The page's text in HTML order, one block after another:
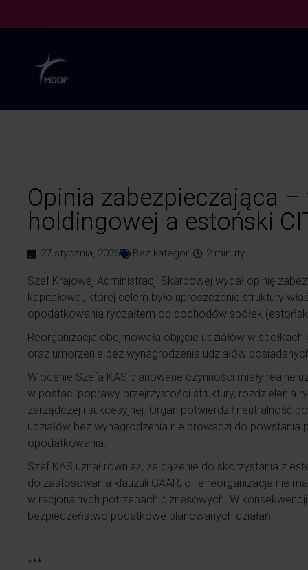
Opinia zabezpieczająca
holdingowej a estoński
27 stycznia, 2026 Bez kategorii 2 minuty
Szef Krajowej Administracji Skarbowej wydał opinię
kapitałowej, której celem było uproszczenie struktury
opodatkowania ryczałtem od dochodów spółek
Reorganizacja obejmowała objęcie udziałów w
oraz umorzenie bez wynagrodzenia udziałów
W ocenie Szefa KAS planowane czynności miały realne
w postaci poprawy przejrzystości struktury, rozdzielenia
zarządczej i sukcesyjnej. Organ potwierdził neutralność
udziałów bez wynagrodzenia nie prowadzi do
opodatkowania.
Szef KAS uznał również, że dążenie do skorzystania z
do zastosowania klauzuli GAAR, o ile reorganizacja nie
w racjonalnych potrzebach biznesowych. W
bezpieczeństwo podatkowe planowanych działań.
***